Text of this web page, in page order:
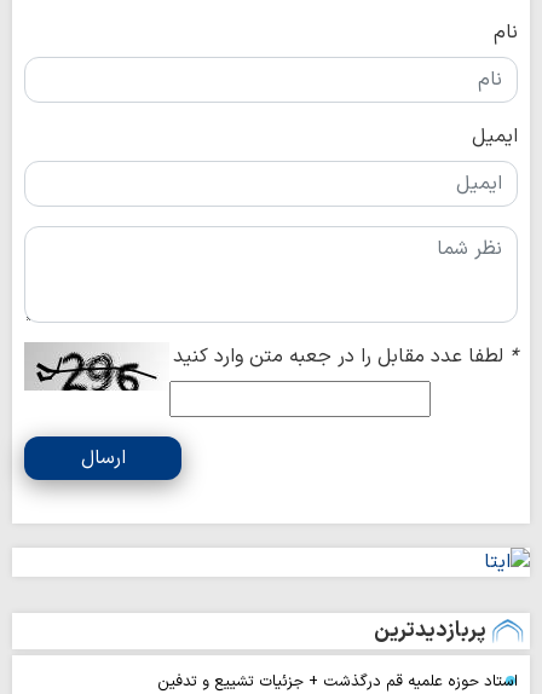
نام
ایمیل
* لطفا عدد مقابل را در جعبه متن وارد کنید
ارسال
پربازدیدترین
استاد حوزه علمیه قم درگذشت + جزئیات تشییع و تدفین